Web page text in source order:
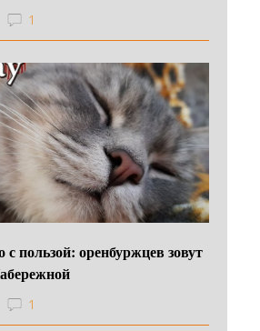
1
с пользой: оренбуржцев зовут
1